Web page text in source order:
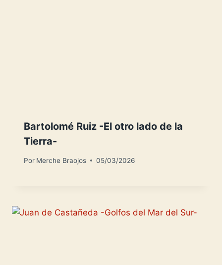
Bartolomé Ruiz -El otro lado de la
Tierra-
Por Merche Braojos 05/03/2026